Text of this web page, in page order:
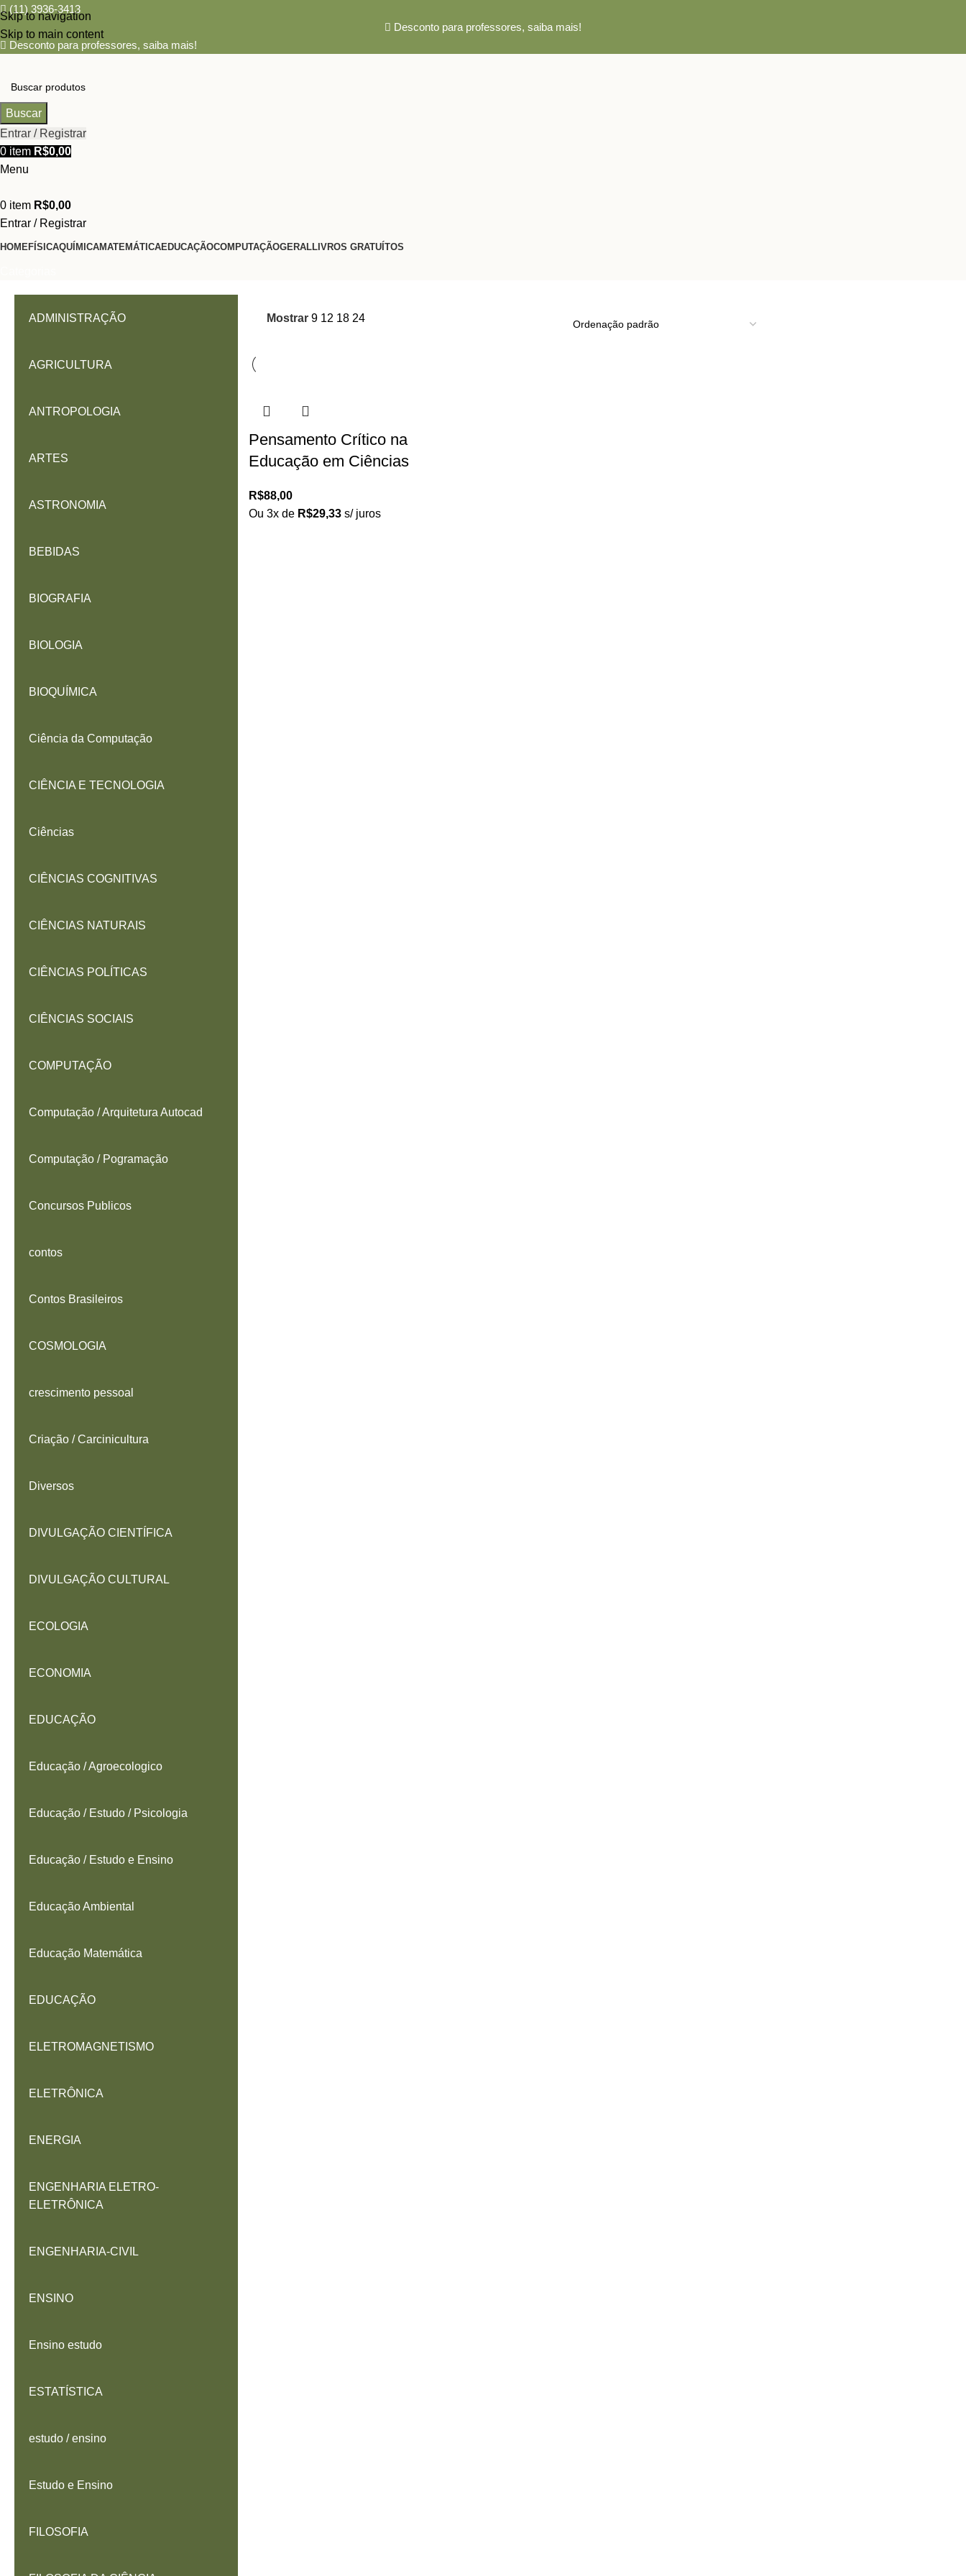
Skip to navigation
Skip to main content
(11) 3936-3413
Desconto para professores, saiba mais!
Desconto para professores, saiba mais!
Buscar
Entrar / Registrar
0 item R$0,00
Menu
0 item R$0,00
Entrar / Registrar
HOMEFÍSICAQUÍMICAMATEMÁTICAEDUCAÇÃOCOMPUTAÇÃOGERALLIVROS GRATUÍTOS
ADMINISTRAÇÃO
AGRICULTURA
ANTROPOLOGIA
ARTES
ASTRONOMIA
BEBIDAS
BIOGRAFIA
BIOLOGIA
BIOQUÍMICA
Ciência da Computação
CIÊNCIA E TECNOLOGIA
Ciências
CIÊNCIAS COGNITIVAS
CIÊNCIAS NATURAIS
CIÊNCIAS POLÍTICAS
CIÊNCIAS SOCIAIS
COMPUTAÇÃO
Computação / Arquitetura Autocad
Computação / Pogramação
Concursos Publicos
contos
Contos Brasileiros
COSMOLOGIA
crescimento pessoal
Criação / Carcinicultura
Diversos
DIVULGAÇÃO CIENTÍFICA
DIVULGAÇÃO CULTURAL
ECOLOGIA
ECONOMIA
EDUCAÇÃO
Educação / Agroecologico
Educação / Estudo / Psicologia
Educação / Estudo e Ensino
Educação Ambiental
Educação Matemática
EDUCAÇÃO
ELETROMAGNETISMO
ELETRÔNICA
ENERGIA
ENGENHARIA ELETRO-
ELETRÔNICA
ENGENHARIA-CIVIL
ENSINO
Ensino estudo
ESTATÍSTICA
estudo / ensino
Estudo e Ensino
FILOSOFIA
Mostrar 9 12 18 24
Pensamento Crítico na
Educação em Ciências
R$88,00
Ou 3x de R$29,33 s/ juros